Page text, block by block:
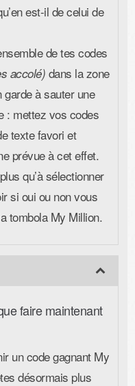
est-il de celui de
de tes codes
accolé) dans la zone
à sauter une
: mettez vos codes
texte favori et
prévue à cet effet.
qu’à sélectionner
si oui ou non vous
tombola My Million.
faire maintenant
un code gagnant My
désormais plus